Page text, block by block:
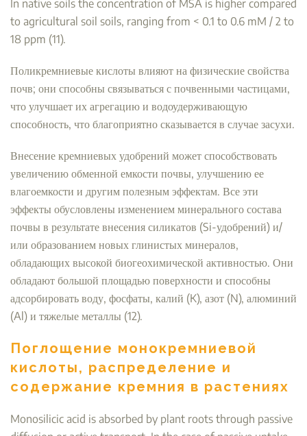
In native soils the concentration of MSA is higher compared
to agricultural soil soils, ranging from < 0.1 to 0.6 mM / 2 to
18 ppm (11).
Поликремниевые кислоты влияют на физические свойства
почв; они способны связываться с почвенными частицами,
что улучшает их агрегацию и водоудерживающую
способность, что благоприятно сказывается в случае засухи.
Внесение кремниевых удобрений может способствовать
увеличению обменной емкости почвы, улучшению ее
влагоемкости и другим полезным эффектам. Все эти
эффекты обусловлены изменением минерального состава
почвы в результате внесения силикатов (Si-удобрений) и/
или образованием новых глинистых минералов,
обладающих высокой биогеохимической активностью. Они
обладают большой площадью поверхности и способны
адсорбировать воду, фосфаты, калий (K), азот (N), алюминий
(Al) и тяжелые металлы (12).
Поглощение монокремниевой
кислоты, распределение и
содержание кремния в растениях
Monosilicic acid is absorbed by plant roots through passive